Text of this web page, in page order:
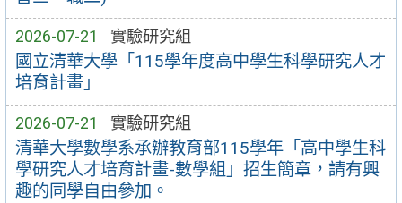
2026-07-21 實驗研究組
國立清華大學「115學年度高中學生科學研究人才
培育計畫」
2026-07-21 實驗研究組
清華大學數學系承辦教育部115學年「高中學生科
學研究人才培育計畫-數學組」招生簡章，請有興
趣的同學自由參加。